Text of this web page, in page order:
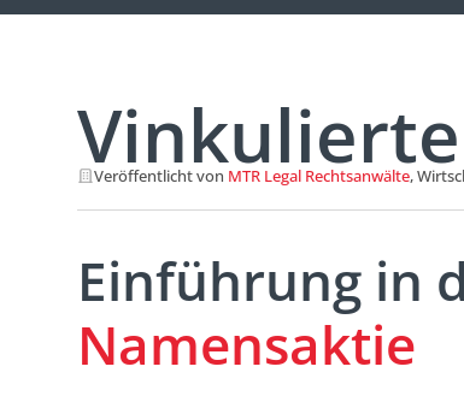
Veröffentlicht von MTR Legal Rechtsanwälte,
Einführung in
Namensaktie